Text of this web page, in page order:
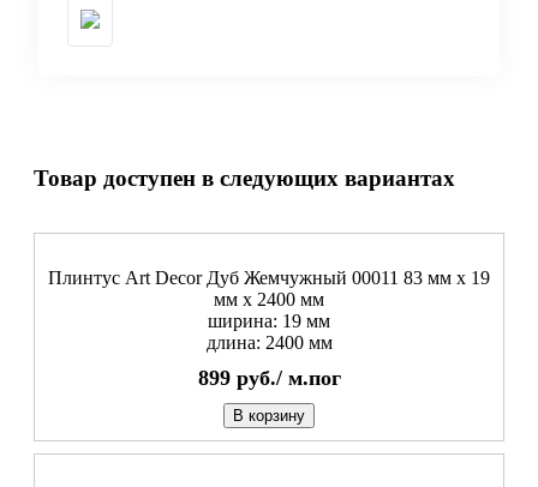
Товар доступен в следующих вариантах
Плинтус Art Decor Дуб Жемчужный 00011 83 мм х 19
мм х 2400 мм
ширина: 19 мм
длина: 2400 мм
899 руб./ м.пог
В корзину